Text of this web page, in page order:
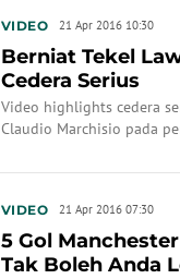
VIDEO 21 Apr 2016 10:30
Berniat Tekel
Cedera Serius
Video highlights cedera
Claudio Marchisio pada
VIDEO 21 Apr 2016 07:30
5 Gol
Tak Boleh Anda